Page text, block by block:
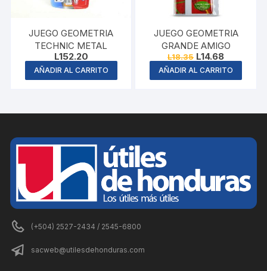
JUEGO GEOMETRIA
TECHNIC METAL
L152.20
AÑADIR AL CARRITO
JUEGO GEOMETRIA
GRANDE AMIGO
L18.35 Original
price
was:
L18.35.
L14.68Current
price
is:
L14.68.
AÑADIR AL CARRITO
(+504) 2527-2434 / 2545-6800
sacweb@utilesdehonduras.com